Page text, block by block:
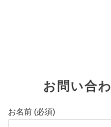
お問い合
お名前 (必須)